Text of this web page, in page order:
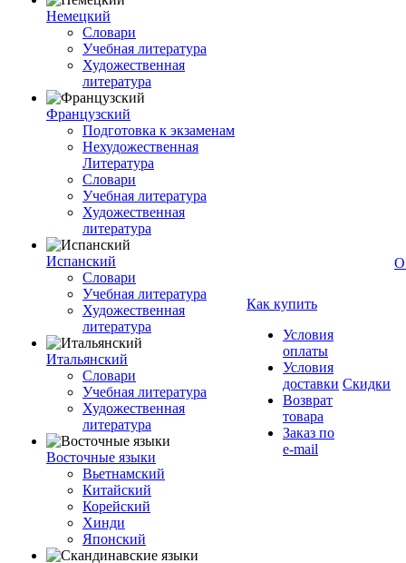
Немецкий
Словари
Учебная литература
Художественная
литература
Французский
Подготовка к экзаменам
Нехудожественная
Литература
Словари
Учебная литература
Художественная
литература
Испанский
Словари
Учебная литература
Художественная
литература
Итальянский
Словари
Учебная литература
Художественная
литература
Восточные языки
Вьетнамский
Китайский
Корейский
Хинди
Японский
Как купить
Условия
оплаты
Условия
доставки
Возврат
товара
Заказ по
e-mail
Скидки
О